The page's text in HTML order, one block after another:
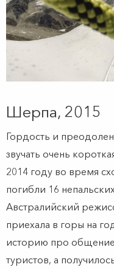
Шерпа, 2015
Гордость и
звучать очень
2014 году во время
погибли 16
Австралийский
приехала в горы на
историю про
туристов, а